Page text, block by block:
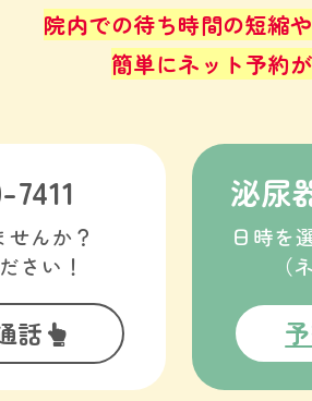
院内での待ち時間の短縮
簡単にネット予約
んか？
さい！
話
泌尿
日時を
（